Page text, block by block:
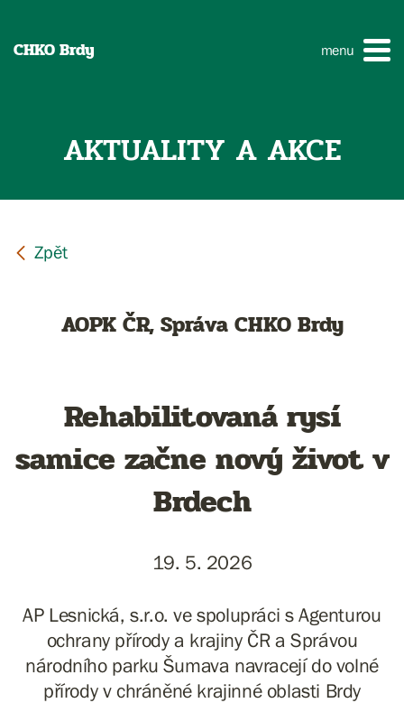
CHKO Brdy menu
AKTUALITY A AKCE
AOPK ČR, Správa CHKO Brdy
Rehabilitovaná rysí
samice začne nový život v
Brdech
19. 5. 2026
AP Lesnická, s.r.o. ve spolupráci s Agenturou
ochrany přírody a krajiny ČR a Správou
národního parku Šumava navracejí do volné
přírody v chráněné krajinné oblasti Brdy